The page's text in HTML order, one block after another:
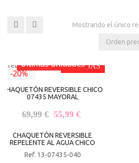
Mostrando el único
REBAJAS
-20%
Últimas unidades
CHAQUETÓN REVERSIBLE CHICO
07435 MAYORAL
69,99€ El precio original era:
55,99€
CHAQUETÓN REVERSIBLE
REPELENTE AL AGUA CHICO
Ref. 13-07435-040